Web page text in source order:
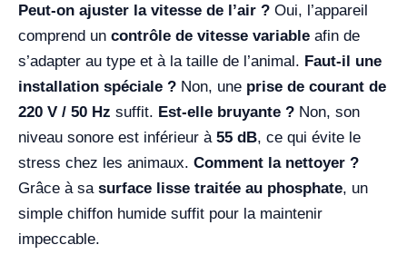
Peut-on ajuster la vitesse de l’air ? Oui, l’appareil
comprend un contrôle de vitesse variable afin de
s’adapter au type et à la taille de l’animal. Faut-il une
installation spéciale ? Non, une prise de courant de
220 V / 50 Hz suffit. Est-elle bruyante ? Non, son
niveau sonore est inférieur à 55 dB, ce qui évite le
stress chez les animaux. Comment la nettoyer ?
Grâce à sa surface lisse traitée au phosphate, un
simple chiffon humide suffit pour la maintenir
impeccable.